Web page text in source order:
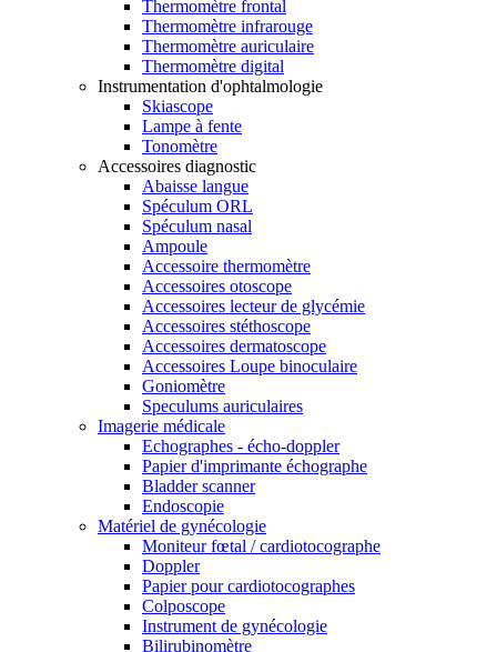
Thermomètre frontal
Thermomètre infrarouge
Thermomètre auriculaire
Thermomètre digital
Instrumentation d'ophtalmologie
Skiascope
Lampe à fente
Tonomètre
Accessoires diagnostic
Abaisse langue
Spéculum ORL
Spéculum nasal
Ampoule
Accessoire thermomètre
Accessoires otoscope
Accessoires lecteur de glycémie
Accessoires stéthoscope
Accessoires dermatoscope
Accessoires Loupe binoculaire
Goniomètre
Speculums auriculaires
Imagerie médicale
Echographes - écho-doppler
Papier d'imprimante échographe
Bladder scanner
Endoscopie
Matériel de gynécologie
Moniteur fœtal / cardiotocographe
Doppler
Papier pour cardiotocographes
Colposcope
Instrument de gynécologie
Bilirubinomètre